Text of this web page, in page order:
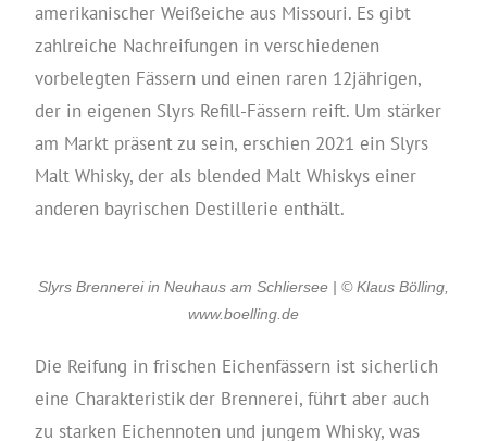
amerikanischer Weißeiche aus Missouri. Es gibt
zahlreiche Nachreifungen in verschiedenen
vorbelegten Fässern und einen raren 12jährigen,
der in eigenen Slyrs Refill-Fässern reift. Um stärker
am Markt präsent zu sein, erschien 2021 ein Slyrs
Malt Whisky, der als blended Malt Whiskys einer
anderen bayrischen Destillerie enthält.
Slyrs Brennerei in Neuhaus am Schliersee | © Klaus Bölling,
www.boelling.de
Die Reifung in frischen Eichenfässern ist sicherlich
eine Charakteristik der Brennerei, führt aber auch
zu starken Eichennoten und jungem Whisky, was